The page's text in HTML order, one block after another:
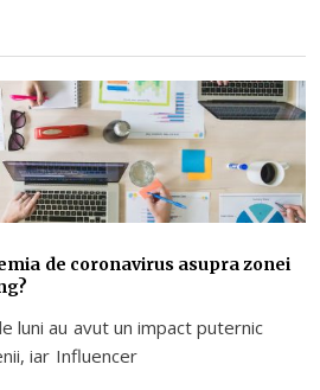
de coronavirus asupra zonei
luni au avut un impact puternic
iar Influencer